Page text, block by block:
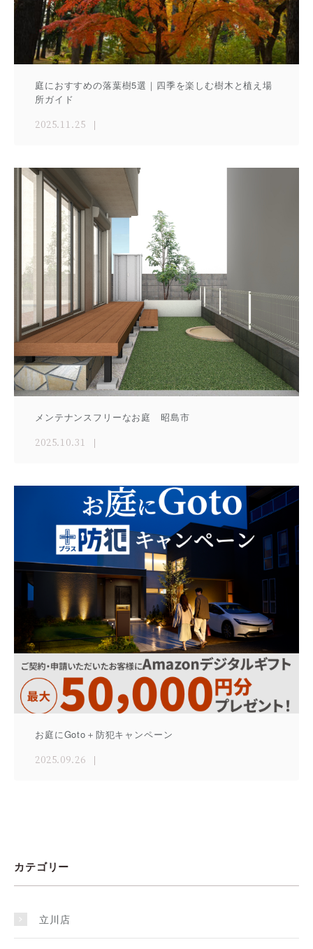
庭におすすめの落葉樹5選｜四季を楽しむ樹木と植え場
所ガイド
2025.11.25
メンテナンスフリーなお庭 昭島市
2025.10.31
お庭にGoto＋防犯キャンペーン
2025.09.26
カテゴリー
立川店